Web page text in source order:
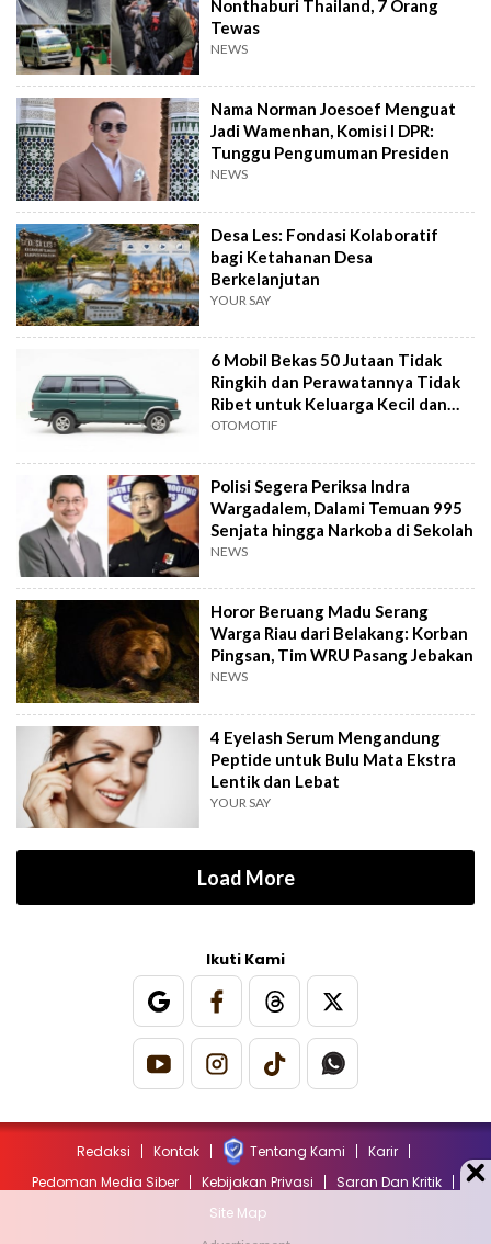
Nonthaburi Thailand, 7 Orang
Tewas
NEWS
Nama Norman Joesoef Menguat
Jadi Wamenhan, Komisi I DPR:
Tunggu Pengumuman Presiden
NEWS
Desa Les: Fondasi Kolaboratif
bagi Ketahanan Desa
Berkelanjutan
YOUR SAY
6 Mobil Bekas 50 Jutaan Tidak
Ringkih dan Perawatannya Tidak
Ribet untuk Keluarga Kecil dan
Besar
OTOMOTIF
Polisi Segera Periksa Indra
Wargadalem, Dalami Temuan 995
Senjata hingga Narkoba di Sekolah
NEWS
Horor Beruang Madu Serang
Warga Riau dari Belakang: Korban
Pingsan, Tim WRU Pasang Jebakan
NEWS
4 Eyelash Serum Mengandung
Peptide untuk Bulu Mata Ekstra
Lentik dan Lebat
YOUR SAY
Load More
Ikuti Kami
Redaksi Kontak Tentang Kami
Karir
Pedoman Media Siber
Kebijakan Privasi
Saran Dan Kritik
Site Map